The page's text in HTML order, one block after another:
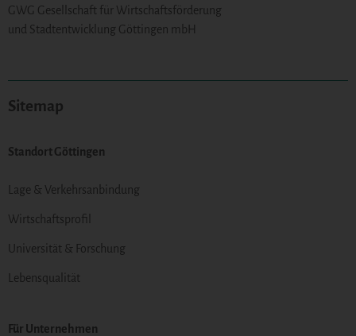
GWG Gesellschaft für Wirtschaftsförderung
und Stadtentwicklung Göttingen mbH
Sitemap
Standort Göttingen
Lage & Verkehrsanbindung
Wirtschaftsprofil
Universität & Forschung
Lebensqualität
Für Unternehmen